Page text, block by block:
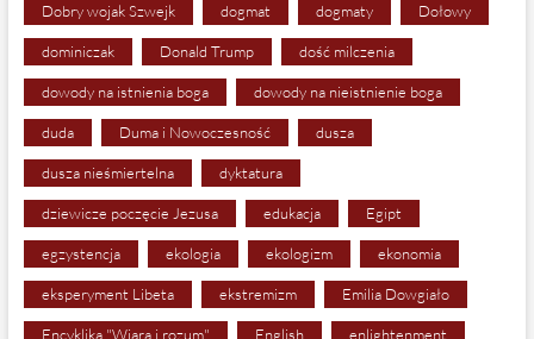
Dobry wojak Szwejk dogmat dogmaty Dołowy
dominiczak Donald Trump dość milczenia
dowody na istnienia boga dowody na nieistnienie boga
duda Duma i Nowoczesność dusza
dusza nieśmiertelna dyktatura
dziewicze poczęcie Jezusa edukacja Egipt
egzystencja ekologia ekologizm ekonomia
eksperyment Libeta ekstremizm Emilia Dowgiało
Encyklika "Wiara i rozum" English enlightenment